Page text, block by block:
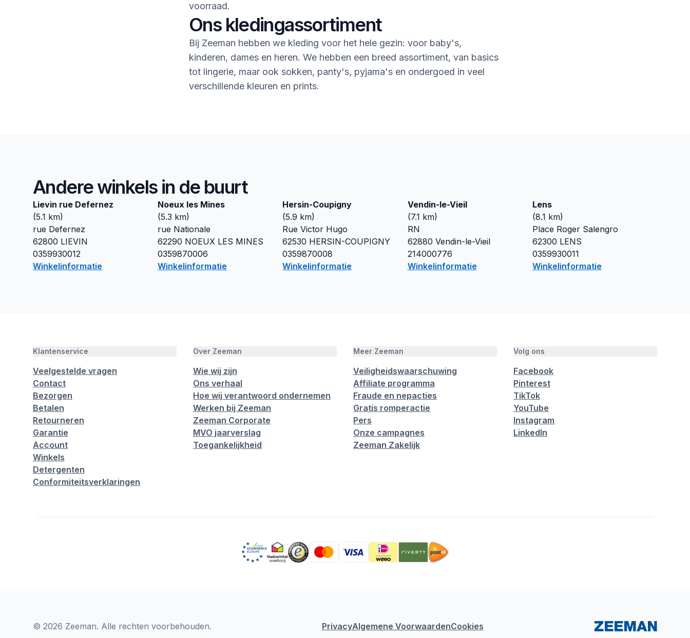
voorraad.
Ons kledingassortiment
Bij Zeeman hebben we kleding voor het hele gezin: voor baby's,
kinderen, dames en heren. We hebben een breed assortiment, van basics
tot lingerie, maar ook sokken, panty's, pyjama's en ondergoed in veel
verschillende kleuren en prints.
Andere winkels in de buurt
Lievin rue Defernez
(5.1 km)
rue Defernez
62800 LIEVIN
0359930012
Winkelinformatie
Noeux les Mines
(5.3 km)
rue Nationale
62290 NOEUX LES MINES
0359870006
Winkelinformatie
Hersin-Coupigny
(5.9 km)
Rue Victor Hugo
62530 HERSIN-COUPIGNY
0359870008
Winkelinformatie
Vendin-le-Vieil
(7.1 km)
RN
62880 Vendin-le-Vieil
214000776
Winkelinformatie
Lens
(8.1 km)
Place Roger Salengro
62300 LENS
0359930011
Winkelinformatie
Klantenservice
Veelgestelde vragen
Contact
Bezorgen
Betalen
Retourneren
Garantie
Account
Winkels
Detergenten
Conformiteitsverklaringen
Over Zeeman
Wie wij zijn
Ons verhaal
Hoe wij verantwoord ondernemen
Werken bij Zeeman
Zeeman Corporate
MVO jaarverslag
Toegankelijkheid
Meer Zeeman
Veiligheidswaarschuwing
Affiliate programma
Fraude en nepacties
Gratis romperactie
Pers
Onze campagnes
Zeeman Zakelijk
Volg ons
Facebook
Pinterest
TikTok
YouTube
Instagram
LinkedIn
© 2026 Zeeman. Alle rechten voorbehouden. PrivacyAlgemene VoorwaardenCookies